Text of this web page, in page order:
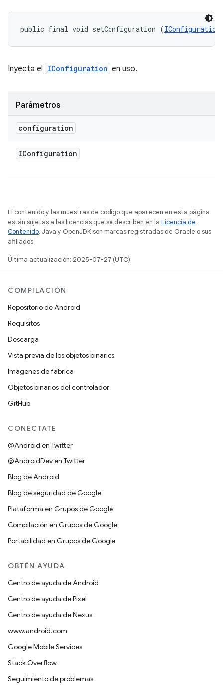
public final void setConfiguration (IConfiguration
Inyecta el IConfiguration en uso.
Parámetros
configuration
IConfiguration
El contenido y las muestras de código que aparecen en esta página
están sujetas a las licencias que se describen en la Licencia de
Contenido. Java y OpenJDK son marcas registradas de Oracle o sus
afiliados.
Última actualización: 2025-07-27 (UTC)
COMPILACIÓN
Repositorio de Android
Requisitos
Descarga
Vista previa de los objetos binarios
Imágenes de fábrica
Objetos binarios del controlador
GitHub
CONÉCTATE
@Android en Twitter
@AndroidDev en Twitter
Blog de Android
Blog de seguridad de Google
Plataforma en Grupos de Google
Compilación en Grupos de Google
Portabilidad en Grupos de Google
OBTÉN AYUDA
Centro de ayuda de Android
Centro de ayuda de Pixel
Centro de ayuda de Nexus
www.android.com
Google Mobile Services
Stack Overflow
Seguimiento de problemas